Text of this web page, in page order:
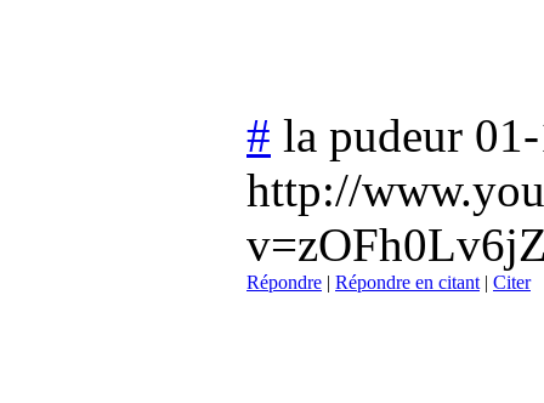
# la pudeur
http://
Répondre | Répondre en citant| Citer